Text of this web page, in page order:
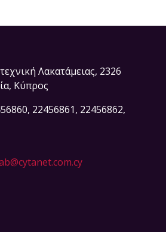
Λακατάμειας, 2326
Κύπρος
22456861, 22456862,